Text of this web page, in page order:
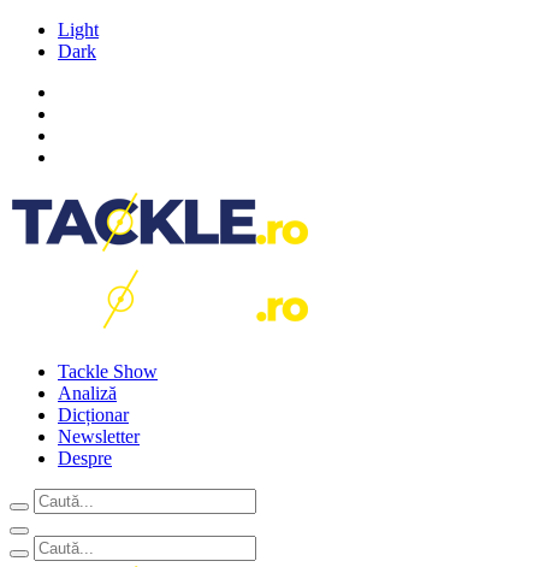
Light
Dark
Tackle Show
Analiză
Dicționar
Newsletter
Despre